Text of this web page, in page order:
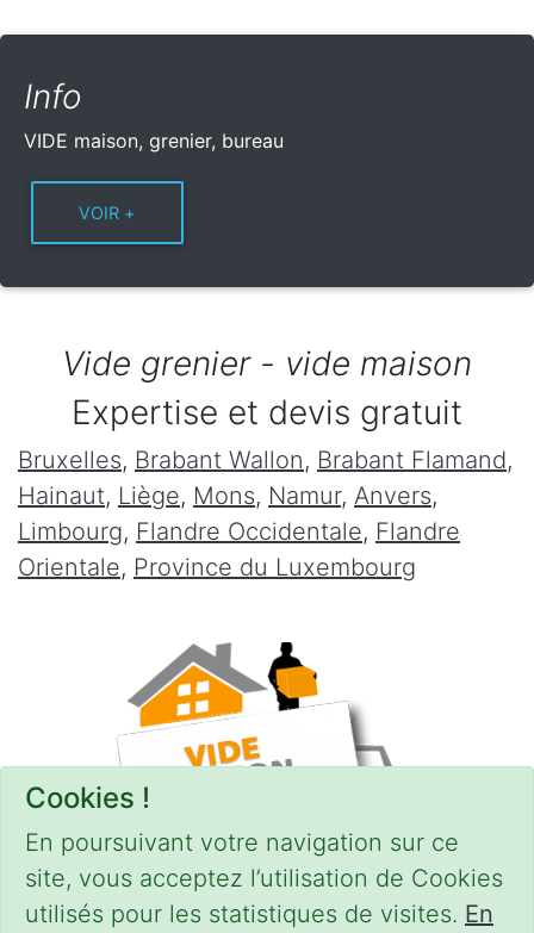
Cookies !
En poursuivant votre navigation sur ce
site, vous acceptez l’utilisation de Cookies
utilisés pour les statistiques de visites. En
Info
VIDE maison, grenier, bureau
Vide grenier - vide maison
Expertise et devis gratuit
Bruxelles, Brabant Wallon, Brabant Flamand,
Hainaut, Liège, Mons, Namur, Anvers,
Limbourg, Flandre Occidentale, Flandre
Orientale, Province du Luxembourg